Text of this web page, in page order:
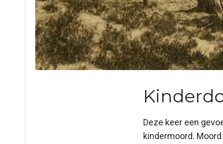
Deze keer een
kindermoord.